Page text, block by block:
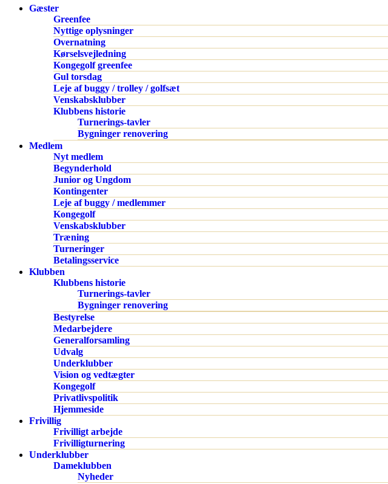
Gæster
Greenfee
Nyttige oplysninger
Overnatning
Kørselsvejledning
Kongegolf greenfee
Gul torsdag
Leje af buggy / trolley / golfsæt
Venskabsklubber
Klubbens historie
Turnerings-tavler
Bygninger renovering
Medlem
Nyt medlem
Begynderhold
Junior og Ungdom
Kontingenter
Leje af buggy / medlemmer
Kongegolf
Venskabsklubber
Træning
Turneringer
Betalingsservice
Klubben
Klubbens historie
Turnerings-tavler
Bygninger renovering
Bestyrelse
Medarbejdere
Generalforsamling
Udvalg
Underklubber
Vision og vedtægter
Kongegolf
Privatlivspolitik
Hjemmeside
Frivillig
Frivilligt arbejde
Frivilligturnering
Underklubber
Dameklubben
Nyheder